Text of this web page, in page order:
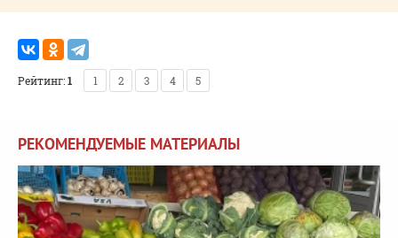
Рейтинг:1 1 2 3 4 5
РЕКОМЕНДУЕМЫЕ МАТЕРИАЛЫ